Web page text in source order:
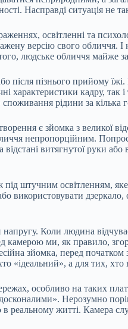
Насправді ситуація не
освітленні та
версію свого обличчя.
людське обличчя майже
після пізнього прийому їжі.
кадру, так
споживання рідини за
є зйомка з великої
непропорційним.
витягнутої руки
під штучним освітленням,
використовувати
Коли людина
камерою ми, як правило,
зйомка, перед
«ідеальний», а для тих,
особливо на таких
Нерозумно
реальному житті. Камера